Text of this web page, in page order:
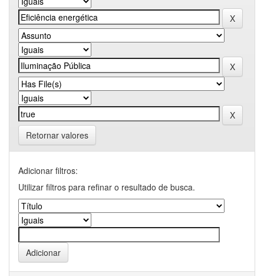
Retornar valores
Adicionar filtros:
Utilizar filtros para refinar o resultado de busca.